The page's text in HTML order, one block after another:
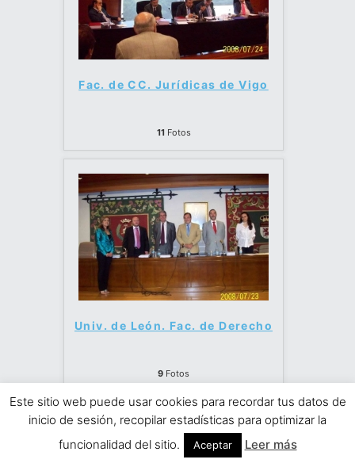
Fac. de CC. Jurídicas de Vigo
11 Fotos
Univ. de León. Fac. de Derecho
9 Fotos
Este sitio web puede usar cookies para recordar tus datos de
inicio de sesión, recopilar estadísticas para optimizar la
funcionalidad del sitio.
Aceptar Leer más